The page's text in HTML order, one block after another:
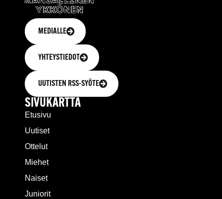
MEDIALLE
YHTEYSTIEDOT
UUTISTEN RSS-SYÖTE
SIVUKARTTA
Etusivu
Uutiset
Ottelut
Miehet
Naiset
Juniorit